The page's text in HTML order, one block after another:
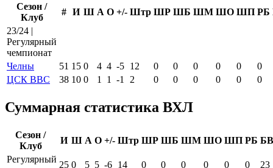
Сезон /
Клуб
# И Ш А О +/- Штр ШР ШБ ШМ ШО ШП РБ
23/24 |
Регулярный
чемпионат
Челны
51 15 0 4 4 -5 12 0 0 0 0 0 0
ЦСК ВВС
38 10 0 1 1 -1 2 0 0 0 0 0 0
Суммарная статистика ВХЛ
Сезон /
Клуб
И Ш А О +/- Штр ШР ШБ ШМ ШО ШП РБ БВ
Регулярный
25 0 5 5 -6 14 0 0 0 0 0 0
23